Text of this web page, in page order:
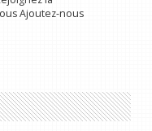
Ajoutez-nous